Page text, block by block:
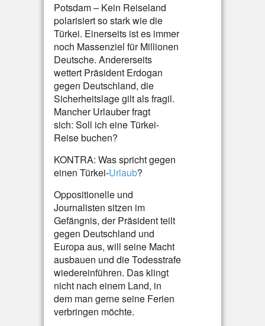
Potsdam – Kein Reiseland
polarisiert so stark wie die
Türkei. Einerseits ist es immer
noch Massenziel für Millionen
Deutsche. Andererseits
wettert Präsident Erdogan
gegen Deutschland, die
Sicherheitslage gilt als fragil.
Mancher Urlauber fragt
sich: Soll ich eine Türkei-
Reise buchen?
KONTRA: Was spricht gegen
einen Türkei-Urlaub?
Oppositionelle und
Journalisten sitzen im
Gefängnis, der Präsident teilt
gegen Deutschland und
Europa aus, will seine Macht
ausbauen und die Todesstrafe
wiedereinführen. Das klingt
nicht nach einem Land, in
dem man gerne seine Ferien
verbringen möchte.